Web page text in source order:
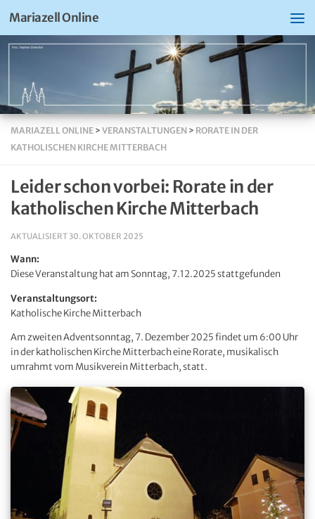
Mariazell Online
MARIAZELL ONLINE > VERANSTALTUNGEN > RORATE IN DER
KATHOLISCHEN KIRCHE MITTERBACH
Leider schon vorbei: Rorate in der
katholischen Kirche Mitterbach
AKTUALISIERT 30. OKTOBER 2025
Wann:
Diese Veranstaltung hat am Sonntag, 7.12.2025 stattgefunden
Veranstaltungsort:
Katholische Kirche Mitterbach
Am zweiten Adventsonntag, 7. Dezember 2025 findet um 6:00 Uhr
in der katholischen Kirche Mitterbach eine Rorate, musikalisch
umrahmt vom Musikverein Mitterbach, statt.